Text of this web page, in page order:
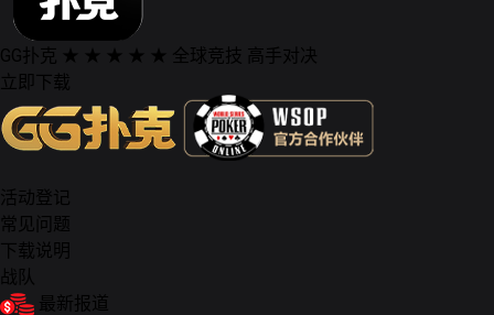
GG扑克 ★ ★ ★ ★ ★ 全球竞技 高手对决
立即下载
活动登记
常见问题
下载说明
战队
最新报道